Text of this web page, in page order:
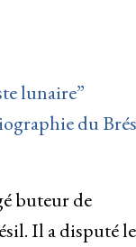
lunaire”
du
buteur de
Il a disputé